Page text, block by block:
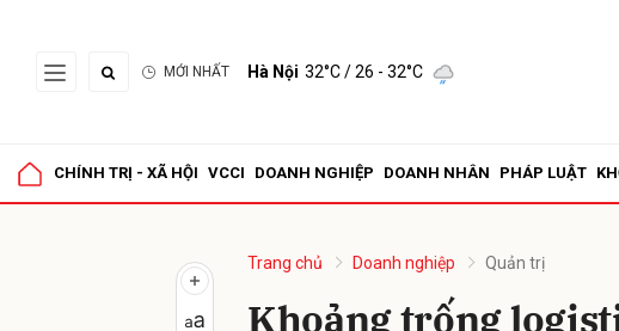
MỚI NHẤT Hà Nội 32°C/ 26 - 32°C
CHÍNH TRỊ - XÃ HỘI VCCI DOANH NGHIỆP DOANH NHÂN PHÁP LUẬT
Trang chủ Doanh nghiệp Quản trị
Khoảng trống